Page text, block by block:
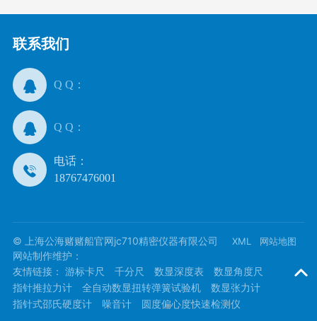
联系我们
Q Q：
Q Q：
电话：
18767476001
XML 网站地图
网站制作维护：
友情链接： 游标卡尺 千分尺 数显深度表
数显角度尺
指针推拉力计
全自动数显扭转弹簧试验机
数显张力计
指针式邵氏硬度计
噪音计 圆度偏心度快速检测仪